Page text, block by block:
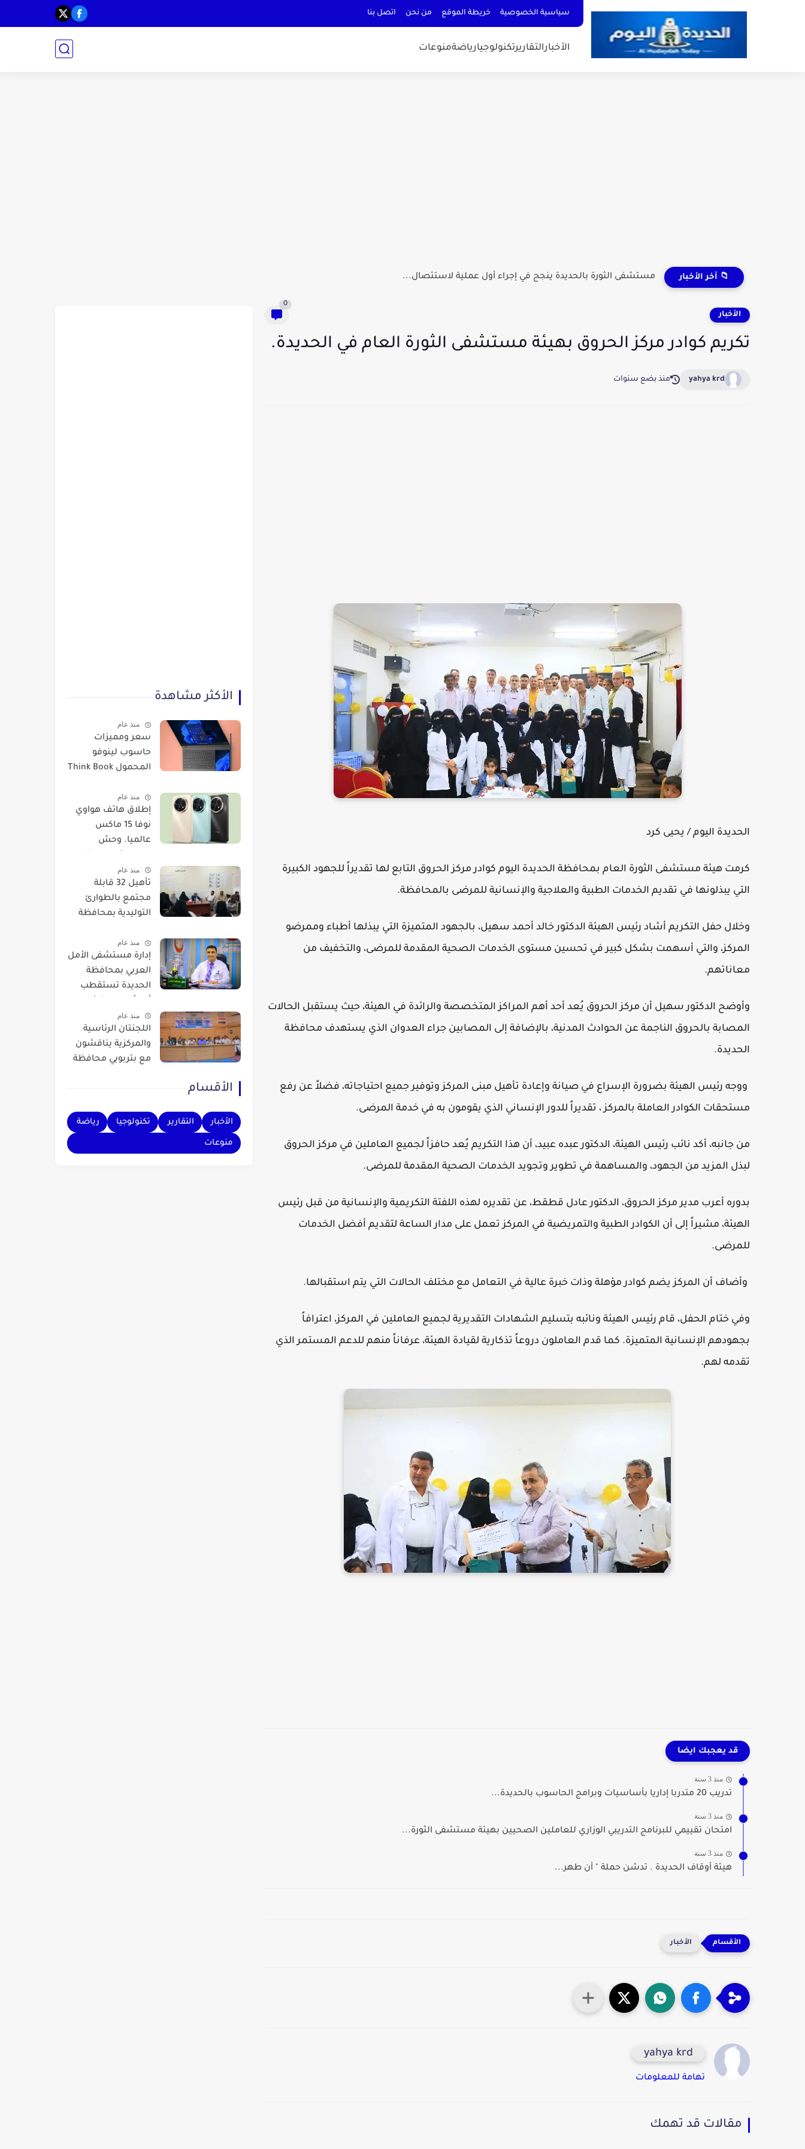
سياسية الخصوصية خريطة الموقع من نحن اتصل بنا
الأخبارالتقاريرتكنولوجيارياضةمنوعات
📁 آخر الأخبار مستشفى الثورة بالحديدة ينجح في إجراء أول عملية لاستئصال...
الأخبار
0
تكريم كوادر مركز الحروق بهيئة مستشفى الثورة العام في الحديدة.
yahya krd منذ بضع سنوات
الحديدة اليوم / يحيى كرد
كرمت هيئة مستشفى الثورة العام بمحافظة الحديدة اليوم كوادر مركز الحروق التابع لها تقديراً للجهود الكبيرة
التي يبذلونها في تقديم الخدمات الطبية والعلاجية والإنسانية للمرضى بالمحافظة.
وخلال حفل التكريم أشاد رئيس الهيئة الدكتور خالد أحمد سهيل، بالجهود المتميزة التي يبذلها أطباء وممرضو
المركز، والتي أسهمت بشكل كبير في تحسين مستوى الخدمات الصحية المقدمة للمرضى، والتخفيف من
معاناتهم.
وأوضح الدكتور سهيل أن مركز الحروق يُعد أحد أهم المراكز المتخصصة والرائدة في الهيئة، حيث يستقبل الحالات
المصابة بالحروق الناجمة عن الحوادث المدنية، بالإضافة إلى المصابين جراء العدوان الذي يستهدف محافظة
الحديدة.
ووجه رئيس الهيئة بضرورة الإسراع في صيانة وإعادة تأهيل مبنى المركز وتوفير جميع احتياجاته، فضلاً عن رفع
مستحقات الكوادر العاملة بالمركز ، تقديراً للدور الإنساني الذي يقومون به في خدمة المرضى.
من جانبه، أكد نائب رئيس الهيئة، الدكتور عبده عبيد، أن هذا التكريم يُعد حافزاً لجميع العاملين في مركز الحروق
لبذل المزيد من الجهود، والمساهمة في تطوير وتجويد الخدمات الصحية المقدمة للمرضى.
بدوره أعرب مدير مركز الحروق، الدكتور عادل قطقط، عن تقديره لهذه اللفتة التكريمية والإنسانية من قبل رئيس
الهيئة، مشيراً إلى أن الكوادر الطبية والتمريضية في المركز تعمل على مدار الساعة لتقديم أفضل الخدمات
للمرضى.
وأضاف أن المركز يضم كوادر مؤهلة وذات خبرة عالية في التعامل مع مختلف الحالات التي يتم استقبالها.
وفي ختام الحفل، قام رئيس الهيئة ونائبه بتسليم الشهادات التقديرية لجميع العاملين في المركز، اعترافاً
بجهودهم الإنسانية المتميزة. كما قدم العاملون دروعاً تذكارية لقيادة الهيئة، عرفاناً منهم للدعم المستمر الذي
تقدمه لهم.
قد يعجبك ايضا
منذ 3 سنة
تدريب 20 متدربا إداريا بأساسيات وبرامج الحاسوب بالحديدة...
منذ 3 سنة
امتحان تقييمي للبرنامج التدريبي الوزاري للعاملين الصحيين بهيئة مستشفى الثورة...
منذ 3 سنة
هيئة أوقاف الحديدة . تدشن حملة " أن طهر...
الأخبار
yahya krd
تهامة للمعلومات
مقالات قد تهمك
الأكثر مشاهدة
منذ عام
سعر ومميزات
حاسوب لينوفو
المحمول Think Book
منذ عام
​إطلاق هاتف هواوي
نوفا 15 ماكس
عالميا. وحش
EMUI 14.
منذ عام
تأهيل 32 قابلة
مجتمع بالطوارئ
التوليدية بمحافظة
منذ عام
إدارة مستشفى الأمل
العربي بمحافظة
الحديدة تستقطب
العيون.
منذ عام
اللجنتان الرئاسية
والمركزية يناقشون
مع بتربويي محافظة
الأقسام
الأخبار التقارير تكنولوجيا رياضة
منوعات